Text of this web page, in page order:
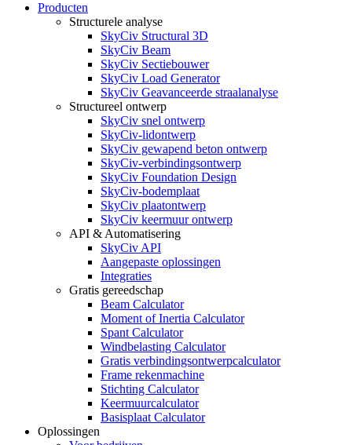
Producten
Structurele analyse
SkyCiv Structural 3D
SkyCiv Beam
SkyCiv Sectiebouwer
SkyCiv Load Generator
SkyCiv Geavanceerde straalanalyse
Structureel ontwerp
SkyCiv snel ontwerp
SkyCiv-lidontwerp
SkyCiv gewapend beton ontwerp
SkyCiv-verbindingsontwerp
SkyCiv Foundation Design
SkyCiv-bodemplaat
SkyCiv plaatontwerp
SkyCiv keermuur ontwerp
API & Automatisering
SkyCiv API
Aangepaste oplossingen
Integraties
Gratis gereedschap
Beam Calculator
Moment of Inertia Calculator
Spant Calculator
Windbelasting Calculator
Gratis verbindingsontwerpcalculator
Frame rekenmachine
Stichting Calculator
Keermuurcalculator
Basisplaat Calculator
Oplossingen